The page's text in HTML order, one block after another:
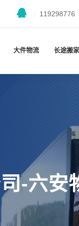
119298776
大件物流 长途搬家
-六安